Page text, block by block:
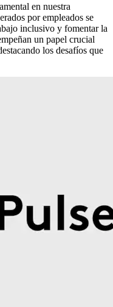
en nuestra
por empleados se
inclusivo y fomentar la
un papel crucial
los desafíos que